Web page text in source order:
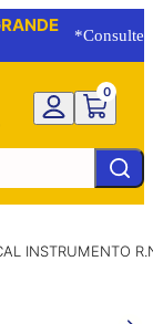
*Consulte
0
INSTRUMENTO